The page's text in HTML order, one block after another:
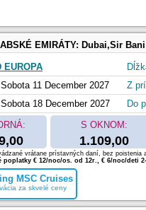
EMIRÁTY: Dubai,Sir
EUROPA
Sobota 11 December 2027
Sobota 18 December 2027
Z
Do
S OKNOM:
1.109,00
MSC Cruises
za skvelé ceny
vrátane prístavných daní, bez poistenia
poplatky € 12/noc/os. od 12r., € 6/noc/deti